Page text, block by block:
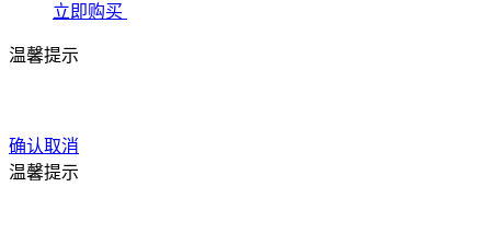
立即购买
温馨提示
确认取消
温馨提示